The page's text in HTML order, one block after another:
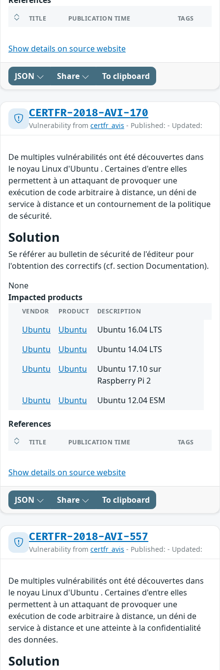
TITLE PUBLICATION TIME TAGS
Show details on source website
JSON Share To clipboard
CERTFR-2018-AVI-170
Vulnerability from certfr_avis - Published: - Updated:
De multiples vulnérabilités ont été découvertes dans
le noyau Linux d'Ubuntu . Certaines d'entre elles
permettent à un attaquant de provoquer une
exécution de code arbitraire à distance, un déni de
service à distance et un contournement de la politique
de sécurité.
Solution
Se référer au bulletin de sécurité de l'éditeur pour
l'obtention des correctifs (cf. section Documentation).
None
Impacted products
VENDOR PRODUCT DESCRIPTION
Ubuntu Ubuntu
Ubuntu 16.04 LTS
Ubuntu
Ubuntu
Ubuntu 14.04 LTS
Ubuntu
Ubuntu
Ubuntu 17.10 sur
Raspberry Pi 2
Ubuntu
Ubuntu Ubuntu 12.04 ESM
References
TITLE PUBLICATION TIME TAGS
Show details on source website
JSON Share To clipboard
CERTFR-2018-AVI-557
Vulnerability from certfr_avis - Published: - Updated:
De multiples vulnérabilités ont été découvertes dans
le noyau Linux d'Ubuntu . Certaines d'entre elles
permettent à un attaquant de provoquer une
exécution de code arbitraire à distance, un déni de
service à distance et une atteinte à la confidentialité
des données.
Solution